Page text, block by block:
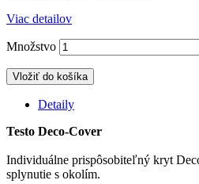
Viac detailov
Množstvo
Vložiť do košíka
Detaily
Testo Deco-Cover
Individuálne prispôsobiteľný kryt
splynutie s okolím.